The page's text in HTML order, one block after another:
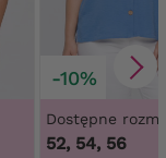
-10%
Dostępne
52, 54, 56